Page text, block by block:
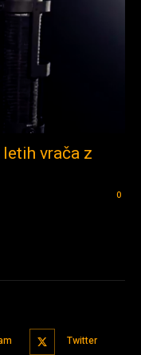
vrača z
0
Twitter